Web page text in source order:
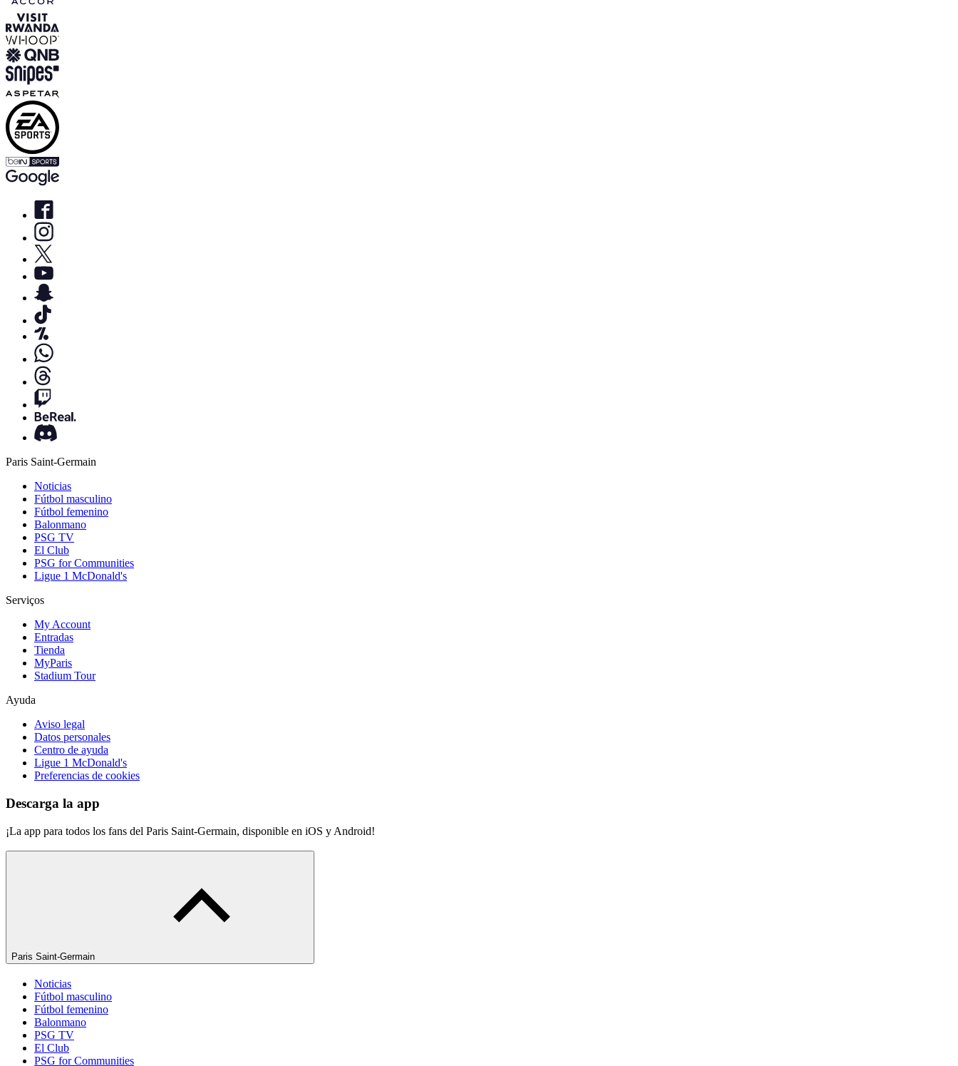
Paris Saint-Germain
Noticias
Fútbol masculino
Fútbol femenino
Balonmano
PSG TV
El Club
PSG for Communities
Ligue 1 McDonald's
Serviços
My Account
Entradas
Tienda
MyParis
Stadium Tour
Ayuda
Aviso legal
Datos personales
Centro de ayuda
Ligue 1 McDonald's
Preferencias de cookies
Descarga la app
¡La app para todos los fans del Paris Saint-Germain, disponible en iOS y Android!
Paris Saint-Germain
Noticias
Fútbol masculino
Fútbol femenino
Balonmano
PSG TV
El Club
PSG for Communities